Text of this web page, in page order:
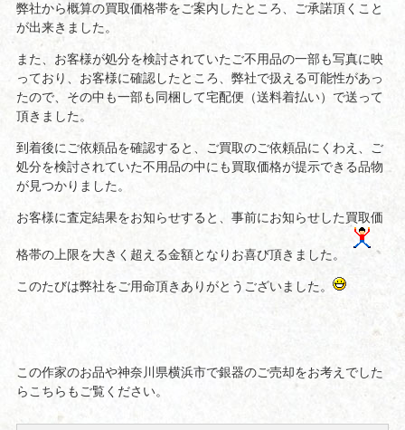
弊社から概算の買取価格帯をご案内したところ、ご承諾頂くこと
が出来きました。
また、お客様が処分を検討されていたご不用品の一部も写真に映
っており、お客様に確認したところ、弊社で扱える可能性があっ
たので、その中も一部も同梱して宅配便（送料着払い）で送って
頂きました。
到着後にご依頼品を確認すると、ご買取のご依頼品にくわえ、ご
処分を検討されていた不用品の中にも買取価格が提示できる品物
が見つかりました。
お客様に査定結果をお知らせすると、事前にお知らせした買取価
格帯の上限を大きく超える金額となりお喜び頂きました。
このたびは弊社をご用命頂きありがとうございました。
この作家のお品や神奈川県横浜市で銀器のご売却をお考えでした
らこちらもご覧ください。